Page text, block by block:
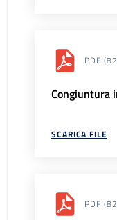
PDF
Congiuntura
SCARICA FILE
PDF